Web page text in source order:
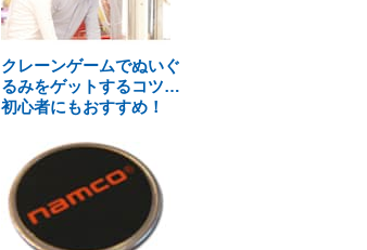
クレーンゲームでぬいぐ
るみをゲットするコツ…
初心者にもおすすめ！